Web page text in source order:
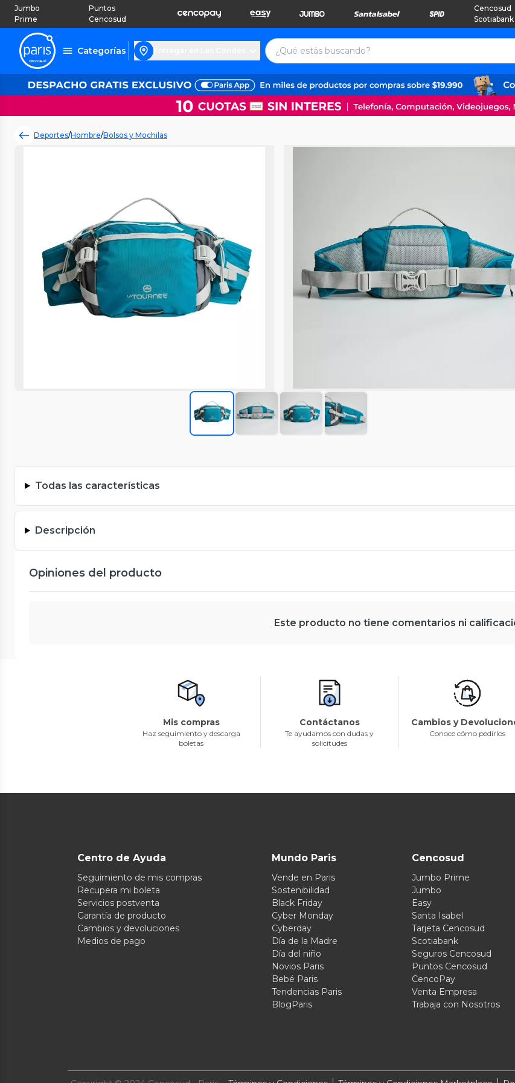
Jumbo
Prime
Puntos
Cencosud
Cencosud
Scotiabank
Categorías
Deportes/Hombre/Bolsos y Mochilas
Todas las características
Descripción
Opiniones del producto
Este producto no tiene comentarios ni
Mis compras
Haz seguimiento y descarga
boletas
Contáctanos
Te ayudamos con dudas y
solicitudes
Cambios y
Conoce cómo pedirlos
Centro de Ayuda
Seguimiento de mis compras
Recupera mi boleta
Servicios postventa
Garantía de producto
Cambios y devoluciones
Medios de pago
Mundo Paris
Vende en Paris
Sostenibilidad
Black Friday
Cyber Monday
Cyberday
Día de la Madre
Día del niño
Novios Paris
Bebé Paris
Tendencias Paris
BlogParis
Cencosud
Jumbo Prime
Jumbo
Easy
Santa Isabel
Tarjeta Cencosud
Scotiabank
Seguros Cencosud
Puntos Cencosud
CencoPay
Venta Empresa
Trabaja con Nosotros